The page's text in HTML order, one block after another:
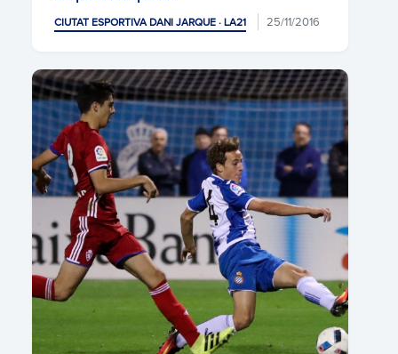
CIUTAT ESPORTIVA DANI JARQUE · LA21 25/11/2016